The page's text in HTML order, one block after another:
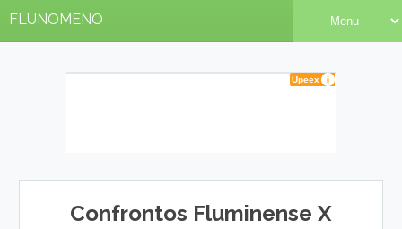
FLUNOMENO
Confrontos Fluminense X